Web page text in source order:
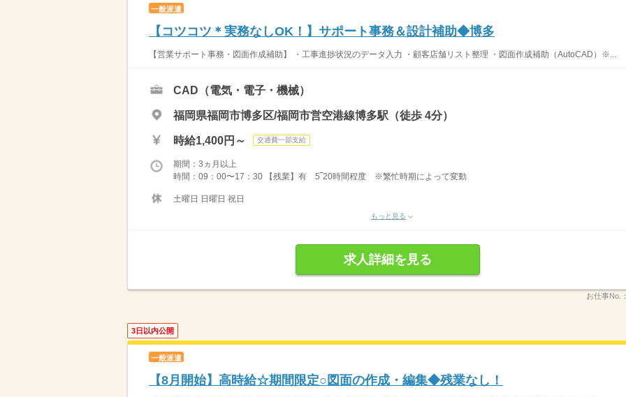
一般派遣
【コツコツ＊実務なしOK！】サポート事務＆設計補助◆博多
【営業サポート事務・図面作成補助】 ・工事進捗状況のデータ入力 ・顧客店舗リスト整理 ・図面作成補助（AutoCAD）※...
CAD（電気・電子・機械）
福岡県福岡市博多区/福岡市営空港線博多駅（徒歩 4分）
時給1,400円～ 交通費一部支給
期間：3ヵ月以上
時間：09：00〜17：30 【残業】有 5‾20時間程度 ※繁忙時期によって変動
土曜日 日曜日 祝日
もっと見る
求人詳細を見る
お仕事No.：
3日以内公開
一般派遣
【8月開始】高時給☆期間限定○図面の作成・編集◆残業なし！